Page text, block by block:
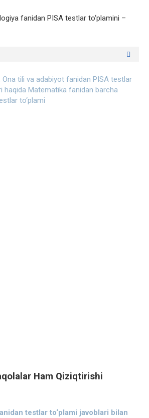
fanidan PISA testlar to‘plamini –
Ona tili va adabiyot fanidan PISA testlar
haqida Matematika fanidan barcha
to‘plami
Ham Qiziqtirishi
testlar to‘plami javoblari bilan